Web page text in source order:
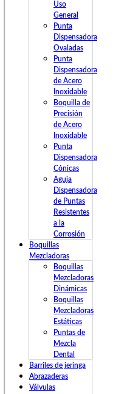
Uso
General
Punta
Dispensadora
Ovaladas
Punta
Dispensadora
de Acero
Inoxidable
Boquilla de
Precisión
de Acero
Inoxidable
Punta
Dispensadora
Cónicas
Aguja
Dispensadora
de Puntas
Resistentes
a la
Corrosión
Boquillas
Mezcladoras
Boquillas
Mezcladoras
Dinámicas
Boquillas
Mezcladoras
Estáticas
Puntas de
Mezcla
Dental
Barriles de jeringa
Abrazaderas
Válvulas